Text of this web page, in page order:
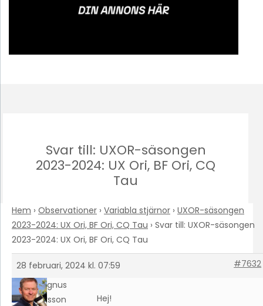
Svar till: UXOR-säsongen
2023-2024: UX Ori, BF Ori, CQ
Tau
Hem › Observationer › Variabla stjärnor › UXOR-säsongen
2023-2024: UX Ori, BF Ori, CQ Tau › Svar till: UXOR-säsongen
2023-2024: UX Ori, BF Ori, CQ Tau
28 februari, 2024 kl. 07:59
#7632
Magnus
Larsson
Hej!